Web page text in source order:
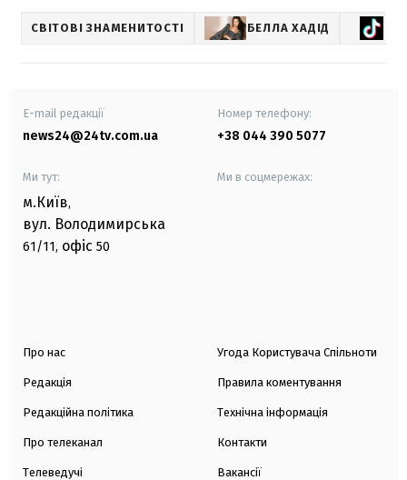
СВІТОВІ ЗНАМЕНИТОСТІ БЕЛЛА ХАДІД
E-mail редакції
news24@24tv.com.ua
Номер телефону:
+38 044 390 5077
Ми тут:
м.Київ,
вул. Володимирська
61/11, офіс 50
Ми в соцмережах:
Про нас
Редакція
Редакційна політика
Про телеканал
Телеведучі
Угода Користувача Спільноти
Правила коментування
Технічна інформація
Контакти
Вакансії